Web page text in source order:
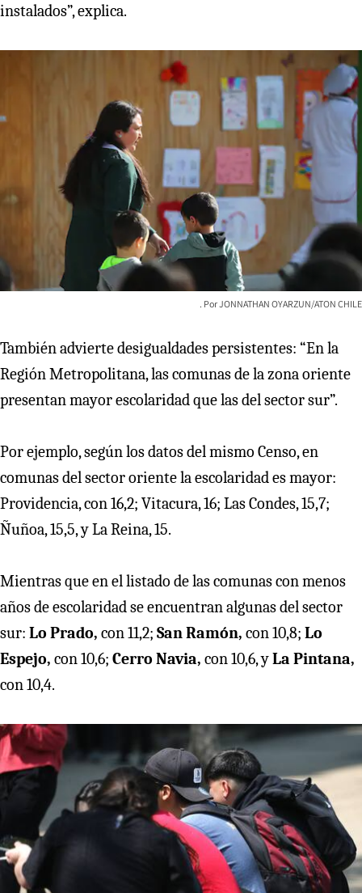
instalados”, explica.
JONNATHAN OYARZUN/ATON CHILE
También advierte desigualdades persistentes: “En la
Región Metropolitana, las comunas de la zona oriente
presentan mayor escolaridad que las del sector sur”.
Por ejemplo, según los datos del mismo Censo, en
comunas del sector oriente la escolaridad es mayor:
Providencia, con 16,2; Vitacura, 16; Las Condes, 15,7;
Ñuñoa, 15,5, y La Reina, 15.
Mientras que en el listado de las comunas con menos
años de escolaridad se encuentran algunas del sector
sur: Lo Prado, con 11,2; San Ramón, con 10,8; Lo
Espejo, con 10,6; Cerro Navia, con 10,6, yLa Pintana,
con 10,4.